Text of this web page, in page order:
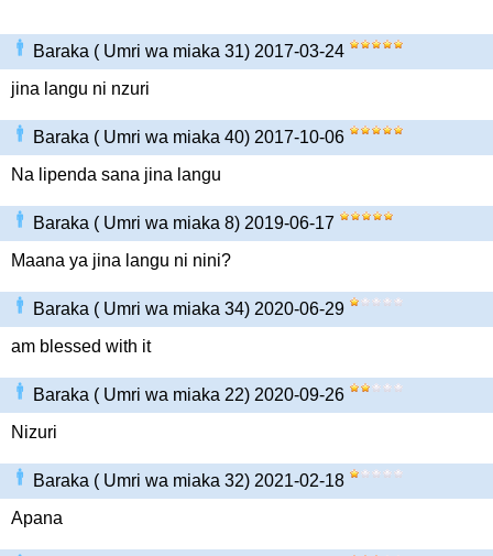
Baraka ( Umri wa miaka 31) 2017-03-24
jina langu ni nzuri
Baraka ( Umri wa miaka 40) 2017-10-06
Na lipenda sana jina langu
Baraka ( Umri wa miaka 8) 2019-06-17
Maana ya jina langu ni nini?
Baraka ( Umri wa miaka 34) 2020-06-29
am blessed with it
Baraka ( Umri wa miaka 22) 2020-09-26
Nizuri
Baraka ( Umri wa miaka 32) 2021-02-18
Apana